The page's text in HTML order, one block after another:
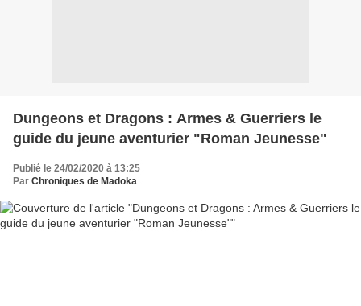
Dungeons et Dragons : Armes & Guerriers le
guide du jeune aventurier "Roman Jeunesse"
Publié le 24/02/2020 à 13:25
Par Chroniques de Madoka